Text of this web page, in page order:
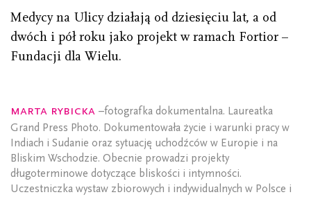
Medycy na Ulicy działają od dziesięciu lat, a od
dwóch i pół roku jako projekt w ramach Fortior –
Fundacji dla Wielu.
Marta Rybicka –fotografka dokumentalna. Laureatka
Grand Press Photo. Dokumentowała życie i warunki pracy w
Indiach i Sudanie oraz sytuację uchodźców w Europie i na
Bliskim Wschodzie. Obecnie prowadzi projekty
długoterminowe dotyczące bliskości i intymności.
Uczestniczka wystaw zbiorowych i indywidualnych w Polsce i